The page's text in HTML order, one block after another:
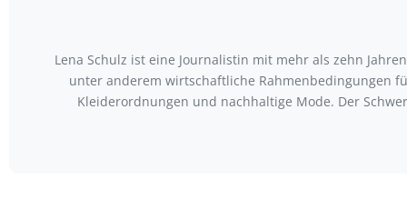
Lena Schulz ist eine Journalistin mit mehr als zehn
unter anderem wirtschaftliche Rahmenbedingungen
Kleiderordnungen und nachhaltige Mode. Der